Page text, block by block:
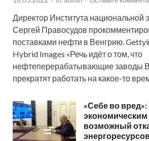
Директор Института национальной
Сергей Правосудов
поставками нефти в Венгрию.
Hybrid Images «Речь идёт о том, что
нефтеперерабатывающие заводы
прекратят работать на какое-то
«Себе во
возможный